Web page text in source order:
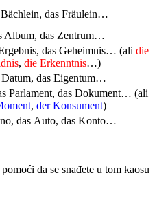
das Fräulein…
Album, das Zentrum…
das Geheimnis… (ali die
, die Erkenntnis…)
Datum, das Eigentum…
Parlament, das Dokument… (ali
, der Konsument)
das Auto, das Konto…
da se snađete u tom kaosu